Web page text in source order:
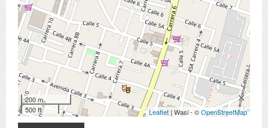
200 m
500 ft
Leaflet | Wasi - ©OpenStreetMap